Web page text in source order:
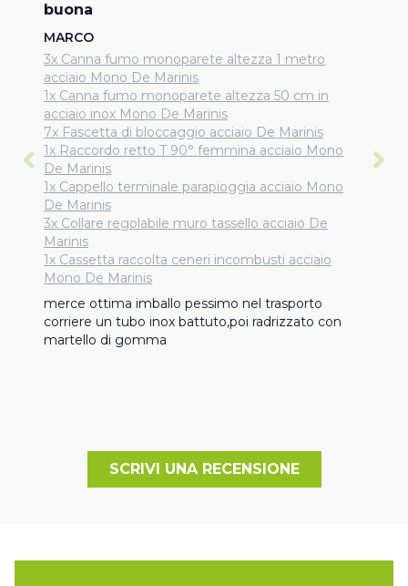
buona
MARCO
3x Canna fumo monoparete altezza 1 metro
acciaio Mono De Marinis
1x Canna fumo monoparete altezza 50 cm in
acciaio inox Mono De Marinis
7x Fascetta di bloccaggio acciaio De Marinis
1x Raccordo retto T 90° femmina acciaio Mono
De Marinis
1x Cappello terminale parapioggia acciaio Mono
De Marinis
3x Collare regolabile muro tassello acciaio De
Marinis
1x Cassetta raccolta ceneri incombusti acciaio
Mono De Marinis
merce ottima imballo pessimo nel trasporto
corriere un tubo inox battuto,poi radrizzato con
martello di gomma
SCRIVI UNA RECENSIONE